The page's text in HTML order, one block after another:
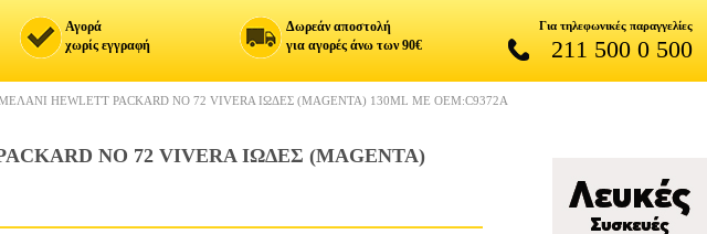
Αγορά
χωρίς εγγραφή
Δωρεάν αποστολή
για αγορές άνω των 90€
Για τηλεφωνικές παραγγελίες
211 500 0 500
HEWLETT PACKARD NO 72 VIVERA ΙΩΔΕΣ (MAGENTA) 130ML ΜΕ OEM:C9372A
NO 72 VIVERA ΙΩΔΕΣ (MAGENTA)